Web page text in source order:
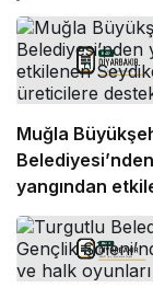
Muğla
Belediyesi’nden
yangından
Seydikemerli
üreticilere